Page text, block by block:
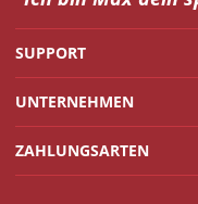
SUPPORT
UNTERNEHMEN
ZAHLUNGSARTEN